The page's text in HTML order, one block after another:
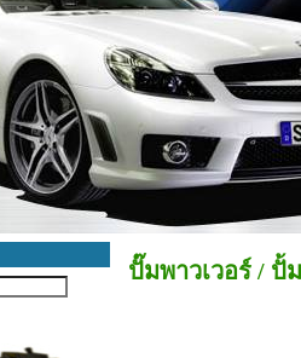
ปั๊มพาวเวอร์ / ปั้